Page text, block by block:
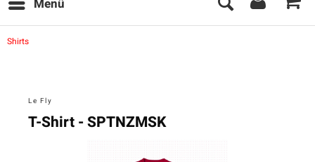
Menü
Shirts
Le Fly
T-Shirt - SPTNZMSK